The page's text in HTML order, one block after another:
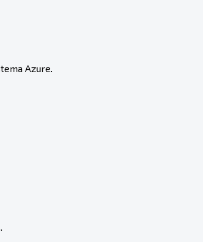
Azure.